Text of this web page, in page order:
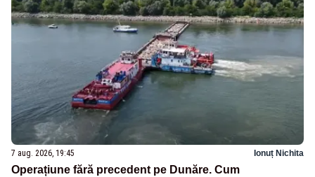
7 aug. 2026, 19:45 Ionuț Nichita
Operațiune fără precedent pe Dunăre. Cum